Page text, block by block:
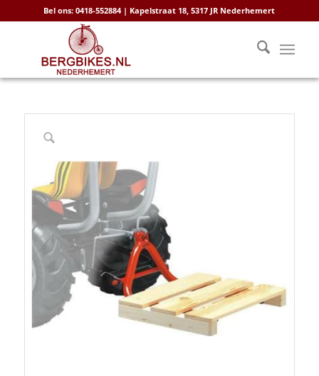
Bel ons: 0418-552884 | Kapelstraat 18, 5317 JR Nederhemert